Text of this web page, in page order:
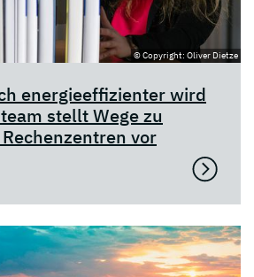
© Copyright: Oliver Dietze
energieeffizienter wird
stellt Wege zu
vor